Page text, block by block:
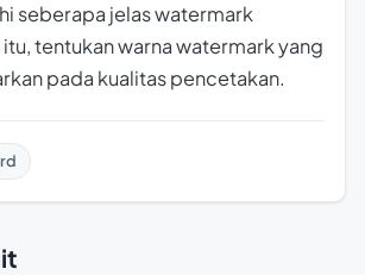
seberapa jelas watermark
tentukan warna watermark yang
pada kualitas pencetakan.